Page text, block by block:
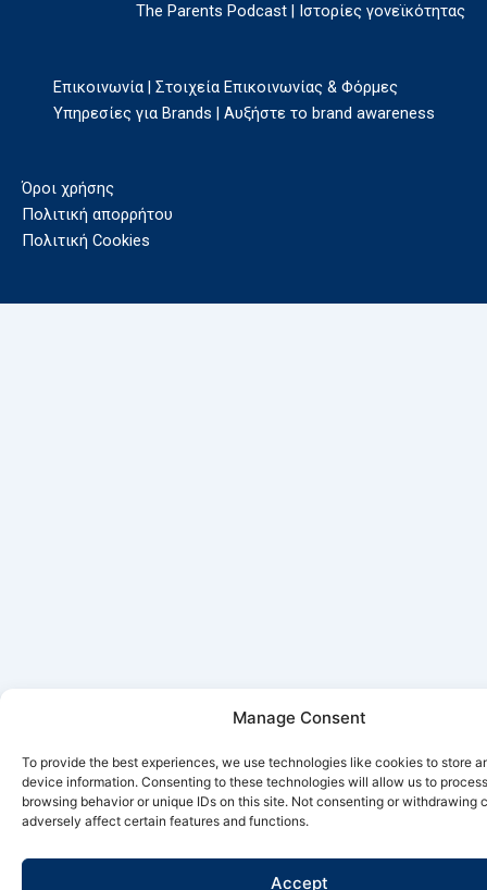
Manage Consent
To provide the best experiences, we use technologies like cookies to store
device information. Consenting to these technologies will allow us to
browsing behavior or unique IDs on this site. Not consenting or withdrawing
adversely affect certain features and functions.
Accept
The Parents Podcast | Ιστορίες γονεϊκότητας
Επικοινωνία | Στοιχεία Επικοινωνίας & Φόρμες
Υπηρεσίες για Brands | Αυξήστε το brand awareness
Όροι χρήσης
Πολιτική απορρήτου
Πολιτική Cookies